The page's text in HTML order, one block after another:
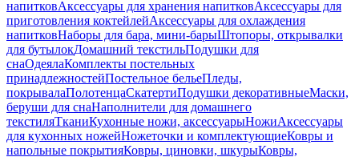
напитковАксессуары для хранения напитковАксессуары для
приготовления коктейлейАксессуары для охлаждения
напитковНаборы для бара, мини-барыШтопоры, открывалки
для бутылокДомашний текстильПодушки для
снаОдеялаКомплекты постельных
принадлежностейПостельное бельеПледы,
покрывалаПолотенцаСкатертиПодушки декоративныеМаски,
беруши для снаНаполнители для домашнего
текстиляТканиКухонные ножи, аксессуарыНожиАксессуары
для кухонных ножейНожеточки и комплектующиеКовры и
напольные покрытияКовры, циновки, шкурыКовры,